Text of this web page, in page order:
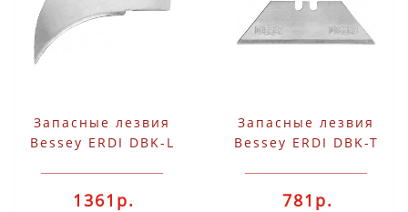
Запасные лезвия
Bessey ERDI DBK-L
1361р.
Запасные лезвия
Bessey ERDI DBK-T
781р.